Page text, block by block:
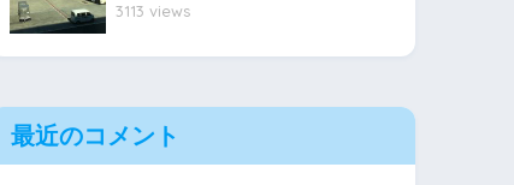
3113 views
最近のコメント